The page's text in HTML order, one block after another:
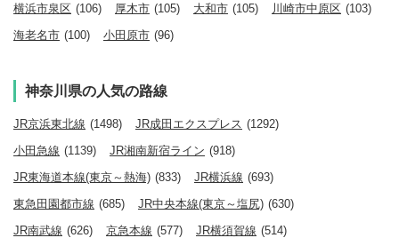
横浜市泉区 (106) 厚木市 (105) 大和市 (105) 川崎市中原区 (103)
海老名市 (100) 小田原市 (96)
神奈川県の人気の路線
JR京浜東北線 (1498) JR成田エクスプレス (1292)
小田急線 (1139) JR湘南新宿ライン (918)
JR東海道本線(東京～熱海) (833) JR横浜線 (693)
東急田園都市線 (685) JR中央本線(東京～塩尻) (630)
JR南武線 (626) 京急本線 (577) JR横須賀線 (514)